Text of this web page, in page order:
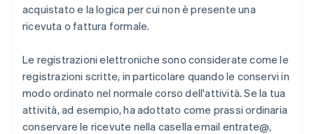
acquistato e la logica per cui non è presente una
ricevuta o fattura formale.
Le registrazioni elettroniche sono considerate come le
registrazioni scritte, in particolare quando le conservi in
modo ordinato nel normale corso dell'attività. Se la tua
attività, ad esempio, ha adottato come prassi ordinaria
conservare le ricevute nella casella email entrate@,